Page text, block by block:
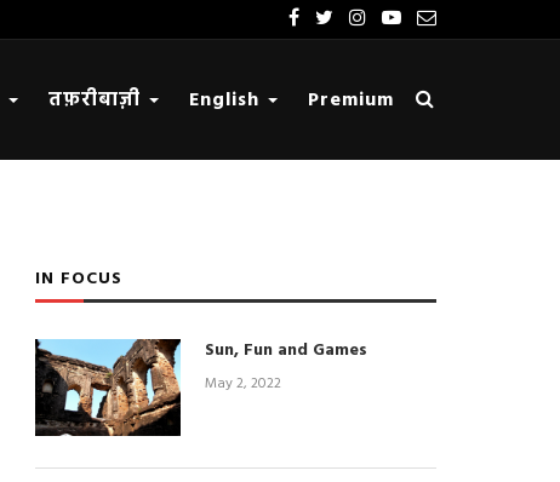
तफ़रीबाज़ी English Premium
IN FOCUS
Sun, Fun and Games
May 2, 2022